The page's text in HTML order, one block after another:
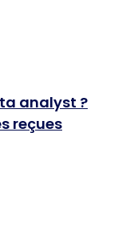
analyst ?
reçues